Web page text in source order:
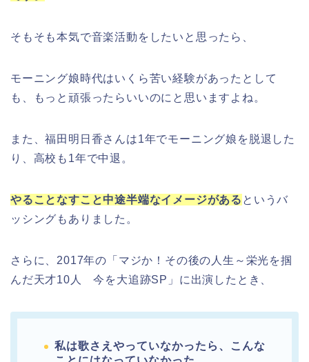
そもそも本気で音楽活動をしたいと思ったら、
モーニング娘時代はいくら苦い経験があったとして
も、もっと頑張ったらいいのにと思いますよね。
また、福田明日香さんは1年でモーニング娘を脱退した
り、高校も1年で中退。
やることなすこと中途半端なイメージがある というバ
ッシングもありました。
さらに、2017年の「マジか！その後の人生～栄光を掴
んだ天才10人 今を大追跡SP」に出演したとき、
私は歌さえやっていなかったら、こんな